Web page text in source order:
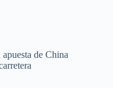
de China